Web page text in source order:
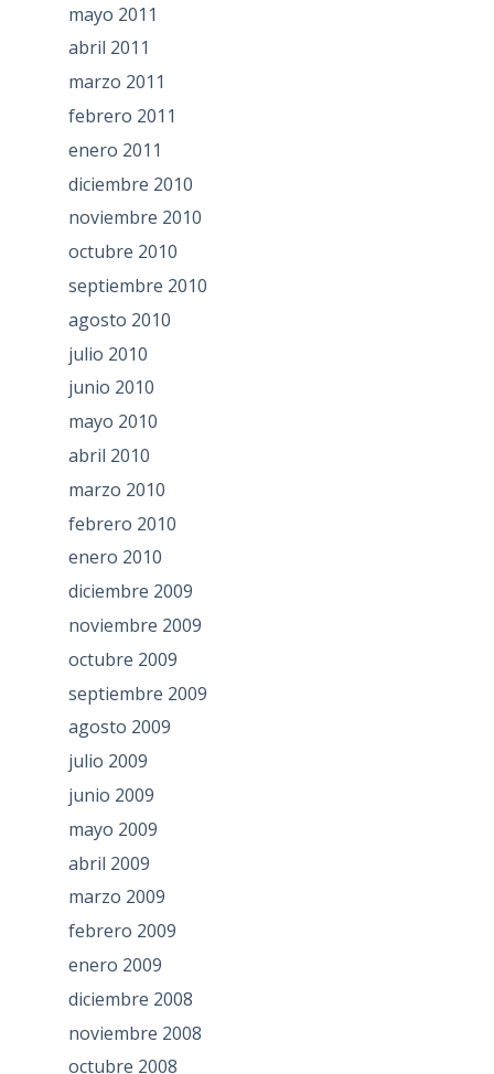
mayo 2011
abril 2011
marzo 2011
febrero 2011
enero 2011
diciembre 2010
noviembre 2010
octubre 2010
septiembre 2010
agosto 2010
julio 2010
junio 2010
mayo 2010
abril 2010
marzo 2010
febrero 2010
enero 2010
diciembre 2009
noviembre 2009
octubre 2009
septiembre 2009
agosto 2009
julio 2009
junio 2009
mayo 2009
abril 2009
marzo 2009
febrero 2009
enero 2009
diciembre 2008
noviembre 2008
octubre 2008